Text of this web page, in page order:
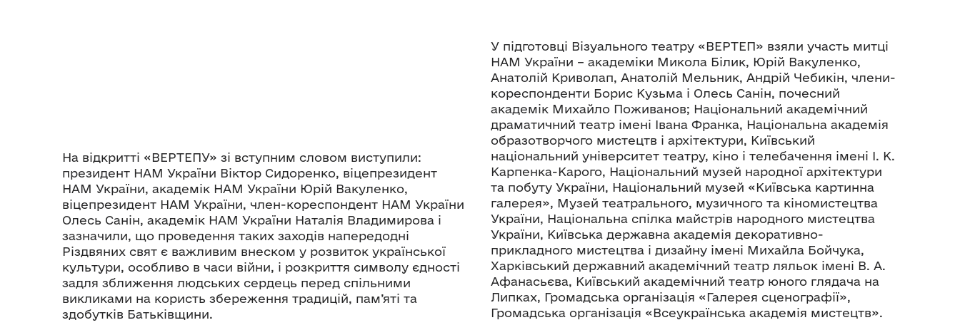
На відкритті «ВЕРТЕПУ» зі вступним словом виступили:
президент НАМ України Віктор Сидоренко, віцепрезидент
НАМ України, академік НАМ України Юрій Вакуленко,
віцепрезидент НАМ України, член-кореспондент НАМ України
Олесь Санін, академік НАМ України Наталія Владимирова і
зазначили, що проведення таких заходів напередодні
Різдвяних свят є важливим внеском у розвиток української
культури, особливо в часи війни, і розкриття символу єдності
задля зближення людських сердець перед спільними
викликами на користь збереження традицій, пам’яті та
здобутків Батьківщини.
У підготовці Візуального театру «ВЕРТЕП» взяли участь митці
НАМ України – академіки Микола Білик, Юрій Вакуленко,
Анатолій Криволап, Анатолій Мельник, Андрій Чебикін, члени-
кореспонденти Борис Кузьма і Олесь Санін, почесний
академік Михайло Поживанов; Національний академічний
драматичний театр імені Івана Франка, Національна академія
образотворчого мистецтв і архітектури, Київський
національний університет театру, кіно і телебачення імені І. К.
Карпенка-Карого, Національний музей народної архітектури
та побуту України, Національний музей «Київська картинна
галерея», Музей театрального, музичного та кіномистецтва
України, Національна спілка майстрів народного мистецтва
України, Київська державна академія декоративно-
прикладного мистецтва і дизайну імені Михайла Бойчука,
Харківський державний академічний театр ляльок імені В. А.
Афанасьєва, Київський академічний театр юного глядача на
Липках, Громадська організація «Галерея сценографії»,
Громадська організація «Всеукраїнська академія мистецтв».